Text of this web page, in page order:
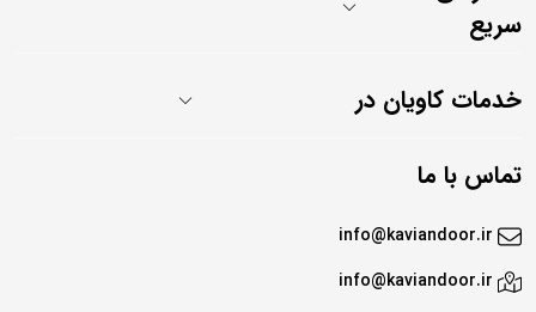
سریع
خدمات کاویان در
تماس با ما
info@kaviandoor.ir
info@kaviandoor.ir